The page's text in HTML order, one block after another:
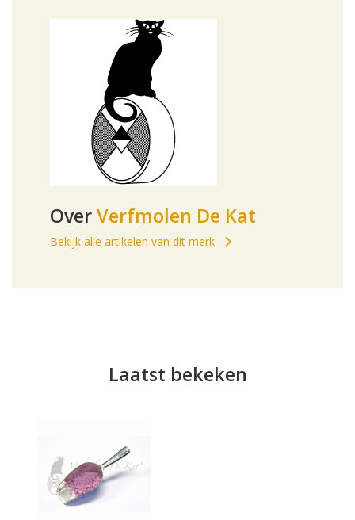
OverVerfmolen De Kat
Bekijk alle artikelen van dit merk
Laatst bekeken